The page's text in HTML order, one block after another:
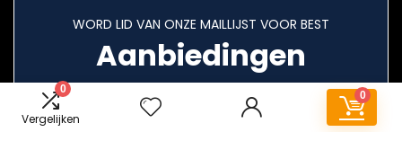
0
Vergelijken
0
WORD LID VAN ONZE MAILLIJST VOOR BEST
Aanbiedingen